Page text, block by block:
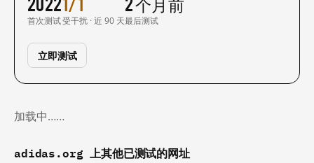
首次测试受干扰 · 近 90 天最后测试
立即测试
加载中……
adidas.org 上其他已测试的网址